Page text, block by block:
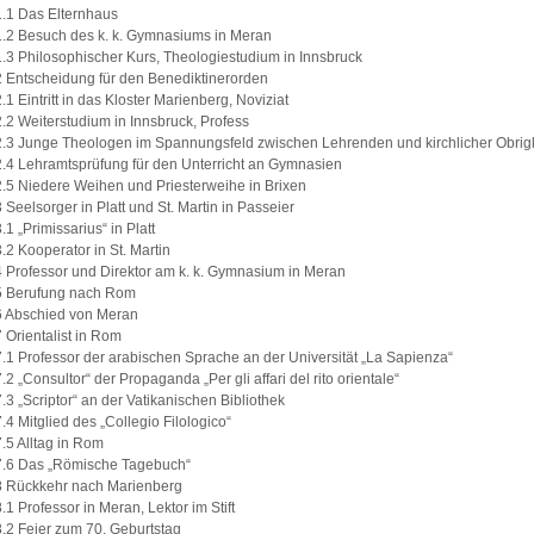
Das Elternhaus
Besuch des k. k. Gymnasiums in Meran
Philosophischer Kurs, Theologiestudium in Innsbruck
Entscheidung für den Benediktinerorden
Eintritt in das Kloster Marienberg, Noviziat
Weiterstudium in Innsbruck, Profess
Junge Theologen im Spannungsfeld zwischen Lehrenden und kirchlicher
Lehramtsprüfung für den Unterricht an Gymnasien
Niedere Weihen und Priesterweihe in Brixen
Seelsorger in Platt und St. Martin in Passeier
„Primissarius“ in Platt
Kooperator in St. Martin
Professor und Direktor am k. k. Gymnasium in Meran
Berufung nach Rom
Abschied von Meran
Orientalist in Rom
Professor der arabischen Sprache an der Universität „La Sapienza“
„Consultor“ der Propaganda „Per gli affari del rito orientale“
„Scriptor“ an der Vatikanischen Bibliothek
Mitglied des „Collegio Filologico“
Alltag in Rom
Das „Römische Tagebuch“
Rückkehr nach Marienberg
Professor in Meran, Lektor im Stift
Feier zum 70. Geburtstag